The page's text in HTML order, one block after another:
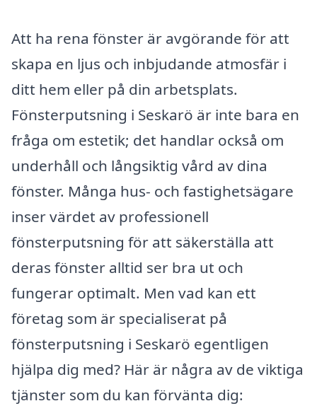
Att ha rena fönster är avgörande för att
skapa en ljus och inbjudande atmosfär i
ditt hem eller på din arbetsplats.
Fönsterputsning i Seskarö är inte bara en
fråga om estetik; det handlar också om
underhåll och långsiktig vård av dina
fönster. Många hus- och fastighetsägare
inser värdet av professionell
fönsterputsning för att säkerställa att
deras fönster alltid ser bra ut och
fungerar optimalt. Men vad kan ett
företag som är specialiserat på
fönsterputsning i Seskarö egentligen
hjälpa dig med? Här är några av de viktiga
tjänster som du kan förvänta dig: